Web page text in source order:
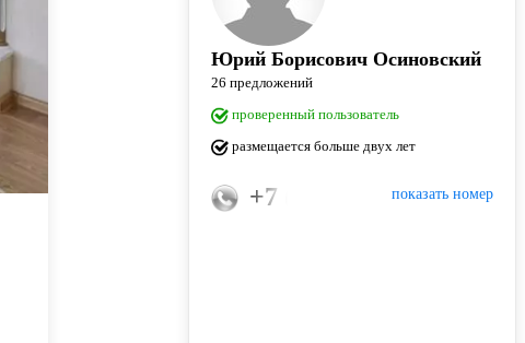
Юрий Борисович Осиновский
26 предложений
проверенный пользователь
размещается больше двух лет
показать номер
+7 (966) 240-47-01